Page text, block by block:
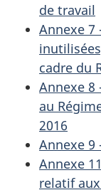
de travail
Annexe 7
cadre du
Annexe
au
2016
Annexe 9
Annexe
relatif